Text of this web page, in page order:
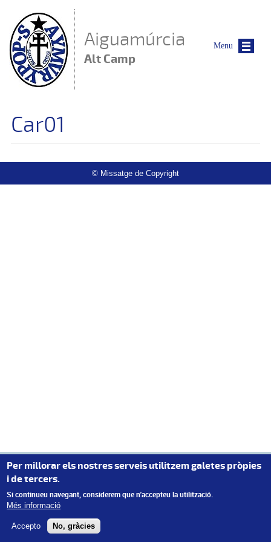
Aiguamúrcia
Alt Camp
Car01
© Missatge de Copyright
Menu
Per millorar els nostres serveis utilitzem galetes pròpies
i de tercers.
Si continueu navegant, considerem que n'accepteu la utilització.
Més informació
Accepto No, gràcies